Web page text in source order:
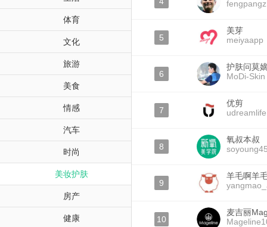
体育
文化
旅游
美食
情感
汽车
时尚
美妆护肤
房产
健康
5
美芽
meiyaapp
6
护肤问莫
MoDi-Skin
7
优剪
udreamlife
8
氧叔本叔
9
羊毛啊羊
10
麦吉丽